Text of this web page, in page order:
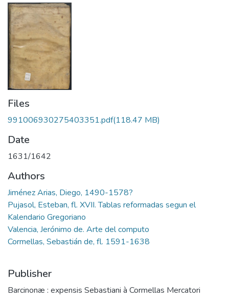
Files
991006930275403351.pdf(118.47 MB)
Date
1631/1642
Authors
Jiménez Arias, Diego, 1490-1578?
Pujasol, Esteban, fl. XVII. Tablas reformadas segun el
Kalendario Gregoriano
Valencia, Jerónimo de. Arte del computo
Cormellas, Sebastián de, fl. 1591-1638
Publisher
Barcinonæ : expensis Sebastiani à Cormellas Mercatori